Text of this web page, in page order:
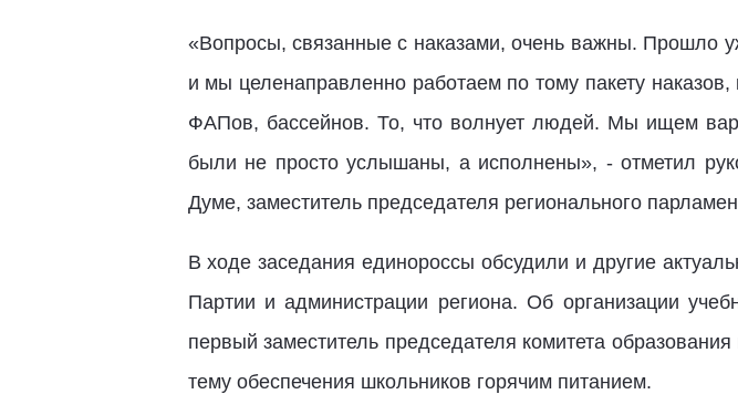
«Вопросы, связанные с наказами, очень важны. Прошло
и мы целенаправленно работаем по тому пакету
ФАПов, бассейнов. То, что волнует людей. Мы ищем
были не просто услышаны, а исполнены», - отметил
Думе, заместитель председателя регионального
В ходе заседания единороссы обсудили и другие
Партии и администрации региона. Об организации
первый заместитель председателя комитета
тему обеспечения школьников горячим питанием.